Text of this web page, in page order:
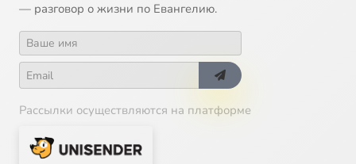
— разговор о жизни по Евангелию.
Рассылки осуществляются на платформе